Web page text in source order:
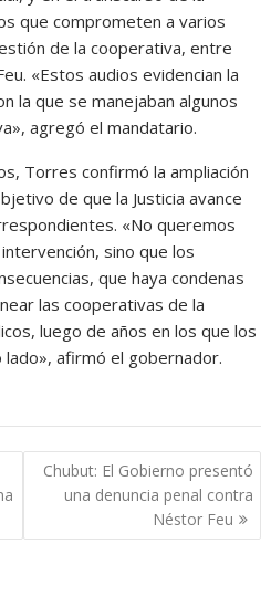
que comprometen a varios
de la cooperativa, entre
«Estos audios evidencian la
la que se manejaban algunos
agregó el mandatario.
Torres confirmó la ampliación
de que la Justicia avance
«No queremos
sino que los
que haya condenas
las cooperativas de la
luego de años en los que los
afirmó el gobernador.
Chubut: El Gobierno presentó
una denuncia penal contra
Néstor Feu